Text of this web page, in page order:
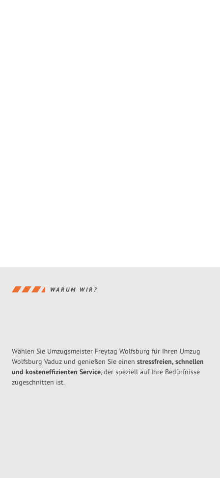
WARUM WIR?
Wählen Sie Umzugsmeister Freytag Wolfsburg für Ihren Umzug
Wolfsburg Vaduz und genießen Sie einen stressfreien, schnellen
und kosteneffizienten Service, der speziell auf Ihre Bedürfnisse
zugeschnitten ist.